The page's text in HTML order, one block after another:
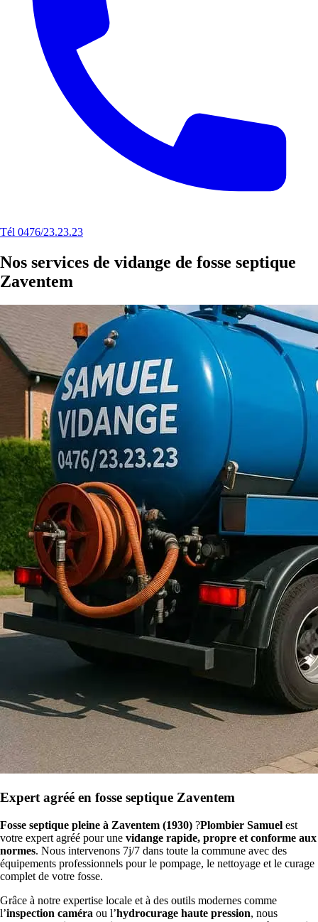
Tél 0476/23.23.23
Nos services de vidange de fosse septique
Zaventem
Expert agréé en fosse septique Zaventem
Fosse septique pleine à Zaventem (1930) ?Plombier Samuel est
votre expert agréé pour une vidange rapide, propre et conforme aux
normes. Nous intervenons 7j/7 dans toute la commune avec des
équipements professionnels pour le pompage, le nettoyage et le curage
complet de votre fosse.
Grâce à notre expertise locale et à des outils modernes comme
l’inspection caméra ou l’hydrocurage haute pression, nous